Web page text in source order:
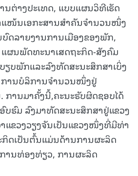
ນຕ່າງປະເທດ, ແບບແຜນວິທີເຮັດ
ແໜ້ນເອກະສານສໍາຄັນຈຳນວນໜຶ່ງ
ດລາຍງານການເມືອງຂອງພັກ,
ແຜນພັດທະນາເສດຖະກິດ-ສັງຄົມ
ຽບພັກແລະລົງທັດສະນະສຶກສາເບິ່ງ
ານບໍລິການຈໍານວນໜຶ່ງຢູ່
ການມາຄັ້ງນີ້,ຄະນະຮັບຜິດຊອບໄດ້
ບຮົມ ລົງມາທັດສະນະສຶກສາຢູ່ແຂວງ
ແຂວງວຽງຈັນເປັນແຂວງໜຶ່ງທີ່ມີທ່າ
ກິດເປັນຕົ້ນແມ່ນດ້ານການຜະລິດ
ານທ່ອງທ່ຽວ, ການຜະລິດ